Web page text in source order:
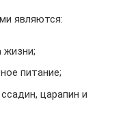
являются:
жизни;
питание;
царапин и